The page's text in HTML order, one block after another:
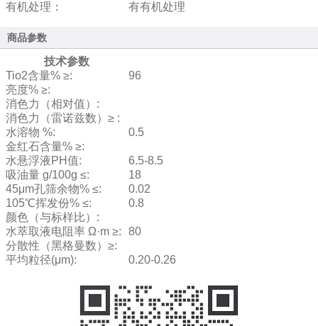
有机处理：
有有机处理
商品参数
技术参数
Tio2含量% ≥:
96
亮度% ≥:
消色力（相对值）:
消色力（雷诺兹数）≥ :
水溶物 %:
0.5
金红石含量% ≥:
水悬浮液PH值:
6.5-8.5
吸油量 g/100g ≤:
18
45μm孔筛余物% ≤:
0.02
105℃挥发份% ≤:
0.8
颜色（与标样比）:
水萃取液电阻率 Ω·m ≥:
80
分散性（黑格曼数）≥:
平均粒径(μm):
0.20-0.26